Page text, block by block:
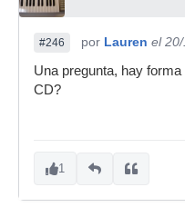
#246 por Lauren el
Una pregunta, hay
CD?
1